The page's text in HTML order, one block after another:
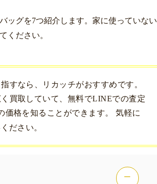
ッグを7つ紹介します。家に使っていない
ください。
すなら、リカッチがおすすめです。
買取していて、無料でLINEでの査定
価格を知ることができます。 気軽に
ださい。
−